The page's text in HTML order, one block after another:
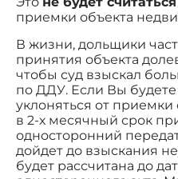
приемки объекта
В жизни, дольщики
принятия объекта
чтобы суд взыскал
по ДДУ. Если Вы
уклоняться от приемки
в 2-х месячный срок
односторонний
дойдет до взыскания
будет рассчитана до